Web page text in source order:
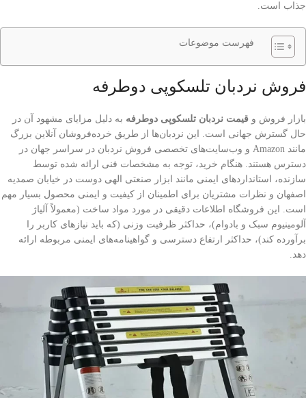
جذاب است.
فهرست موضوعات
فروش نردبان تلسکوپی دوطرفه
بازار فروش و قیمت نردبان تلسکوپی دوطرفه به دلیل مزایای مشهود آن در
حال گسترش جهانی است. این نردبان‌ها از طریق خرده‌فروشان آنلاین بزرگ
مانند Amazon و وب‌سایت‌های تخصصی فروش نردبان در سراسر جهان در
دسترس هستند. هنگام خرید، توجه به مشخصات فنی ارائه شده توسط
سازنده، استانداردهای ایمنی مانند ابزار صنعتی الهی دوست در خیابان صمدیه
اصفهان و نظرات مشتریان برای اطمینان از کیفیت و ایمنی محصول بسیار مهم
است. این فروشگاه اطلاعات دقیقی در مورد مواد ساخت (معمولاً آلیاژ
آلومینیوم سبک و بادوام)، حداکثر ظرفیت وزنی (که باید نیازهای کاربر را
برآورده کند)، حداکثر ارتفاع دسترسی و گواهینامه‌های ایمنی مربوطه ارائه
دهد.